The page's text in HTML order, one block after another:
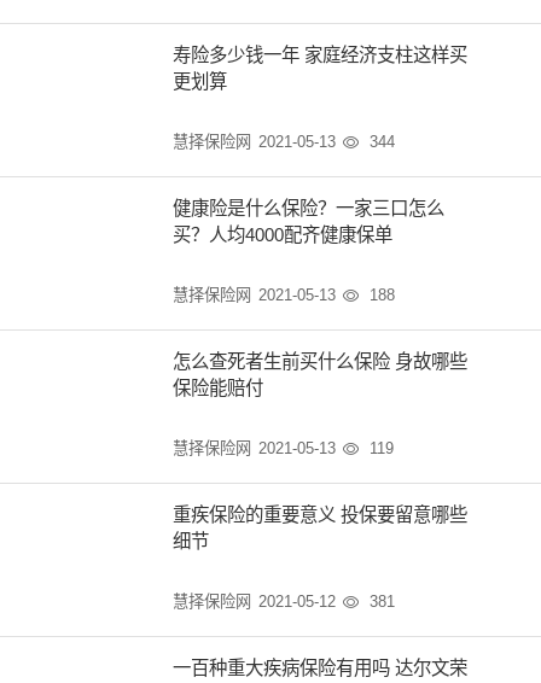
寿险多少钱一年 家庭经济支柱这样买
更划算
慧择保险网 2021-05-13  344
健康险是什么保险？一家三口怎么
买？人均4000配齐健康保单
慧择保险网 2021-05-13  188
怎么查死者生前买什么保险 身故哪些
保险能赔付
慧择保险网 2021-05-13  119
重疾保险的重要意义 投保要留意哪些
细节
慧择保险网 2021-05-12  381
一百种重大疾病保险有用吗 达尔文荣